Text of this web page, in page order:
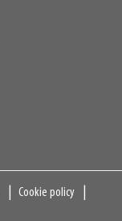
Cookie policy